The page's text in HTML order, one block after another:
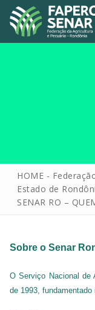
FAPERON
SINDICATOS
SISTEMAS
HOME -
Estado de
SENAR RO –
Sobre o Senar
O Serviço Nacional de
de 1993, fundamentado